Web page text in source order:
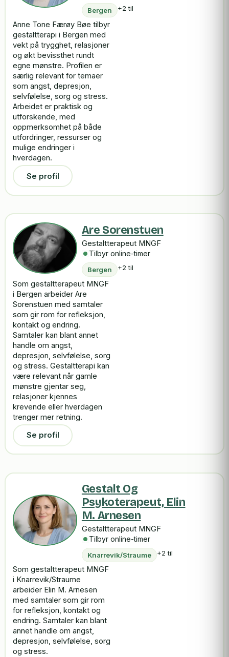
Bergen +2 til
Anne Tone Færøy Bøe tilbyr
gestaltterapi i Bergen med
vekt på trygghet, relasjoner
og økt bevissthet rundt
egne mønstre. Profilen er
særlig relevant for temaer
som angst, depresjon,
selvfølelse, sorg og stress.
Arbeidet er praktisk og
utforskende, med
oppmerksomhet på både
utfordringer, ressurser og
mulige endringer i
hverdagen.
Se profil
Are Sorenstuen
Gestaltterapeut MNGF
Tilbyr online-timer
Bergen +2 til
Som gestaltterapeut MNGF
i Bergen arbeider Are
Sorenstuen med samtaler
som gir rom for refleksjon,
kontakt og endring.
Samtaler kan blant annet
handle om angst,
depresjon, selvfølelse, sorg
og stress. Gestaltterapi kan
være relevant når gamle
mønstre gjentar seg,
relasjoner kjennes
krevende eller hverdagen
trenger mer retning.
Se profil
Gestalt Og
Psykoterapeut, Elin
M. Arnesen
Gestaltterapeut MNGF
Tilbyr online-timer
Knarrevik/Straume +2 til
Som gestaltterapeut MNGF
i Knarrevik/Straume
arbeider Elin M. Arnesen
med samtaler som gir rom
for refleksjon, kontakt og
endring. Samtaler kan blant
annet handle om angst,
depresjon, selvfølelse, sorg
og stress.